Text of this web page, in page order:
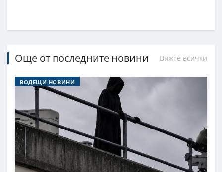
Още от последните новини Вижте всички
ВОДЕЩИ НОВИНИ